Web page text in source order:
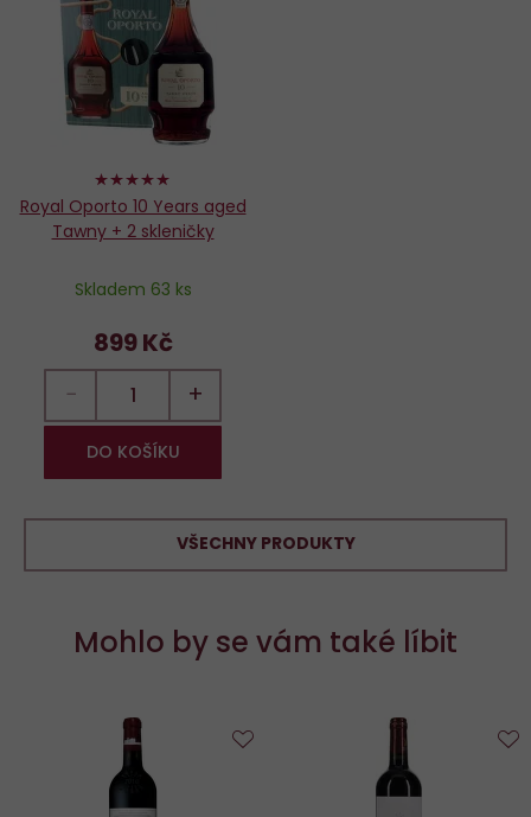
98%
Royal Oporto 10 Years aged
Tawny + 2 skleničky
Skladem 63 ks
899 Kč
− +
DO KOŠÍKU
VŠECHNY PRODUKTY
Mohlo by se vám také líbit